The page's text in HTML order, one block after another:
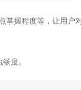
掌握程度等，让用户
度。